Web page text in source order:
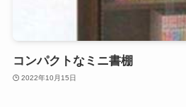
コンパクトなミニ書棚
2022年10月15日